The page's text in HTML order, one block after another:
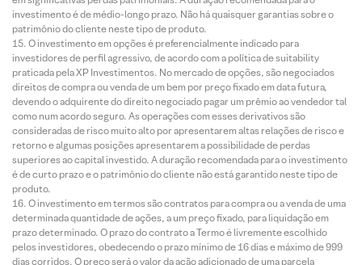
investimento é de médio-longo prazo. Não há quaisquer garantias sobre o
patrimônio do cliente neste tipo de produto.
O investimento em opções é preferencialmente indicado para
investidores de perfil agressivo, de acordo com a política de suitability
praticada pela XP Investimentos. No mercado de opções, são negociados
direitos de compra ou venda de um bem por preço fixado em data futura,
devendo o adquirente do direito negociado pagar um prêmio ao vendedor tal
como num acordo seguro. As operações com esses derivativos são
consideradas de risco muito alto por apresentarem altas relações de risco e
retorno e algumas posições apresentarem a possibilidade de perdas
superiores ao capital investido. A duração recomendada para o investimento
é de curto prazo e o patrimônio do cliente não está garantido neste tipo de
produto.
O investimento em termos são contratos para compra ou a venda de uma
determinada quantidade de ações, a um preço fixado, para liquidação em
prazo determinado. O prazo do contrato a Termo é livremente escolhido
pelos investidores, obedecendo o prazo mínimo de 16 dias e máximo de 999
dias corridos. O preço será o valor da ação adicionado de uma parcela